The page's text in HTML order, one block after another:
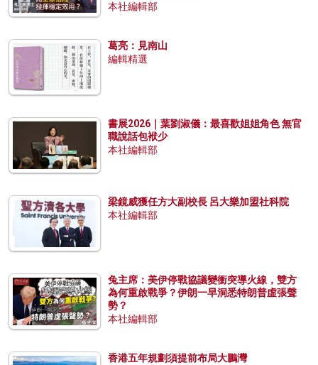
本社編輯部
葛亮：見南山
編輯精選
書展2026｜葉劉淑儀：最喜歡姐姐角色 無官
職說話包袱少
本社編輯部
梁鏡威獲任方大副校長 呂大樂加盟社科院
本社編輯部
兔主席：美伊停戰協議變衝突導火線，雙方
為何重啟戰爭？伊朗一早洞悉特朗普虛張聲
勢？
本社編輯部
香港五年規劃須提前布局大鵬灣